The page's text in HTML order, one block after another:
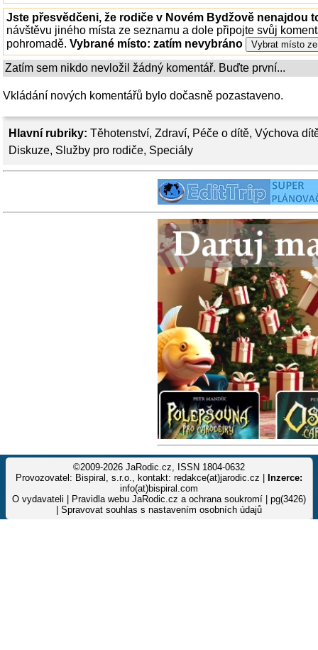
Hlavní rubriky: Těhotenství, Zdraví, Péče o dítě, Výchova
Diskuze, Služby pro rodiče, Speciály
Jste přesvědčeni, že rodiče v Novém Bydžově nenajdou
návštěvu jiného místa ze seznamu a dole připojte svůj
pohromadě. Vybrané místo: zatím nevybráno
Zatím sem nikdo nevložil žádný komentář. Buďte první...
Vkládání nových komentářů bylo dočasně pozastaveno.
©2009-2026 JaRodic.cz, ISSN 1804-0632
Provozovatel: Bispiral, s.r.o., kontakt: redakce(at)jarodic.cz |
Inzerce:
info(at)bispiral.com
O vydavateli
Pravidla webu JaRodic.cz a ochrana soukromí | pg(3426)
Spravovat souhlas s nastavením osobních údajů